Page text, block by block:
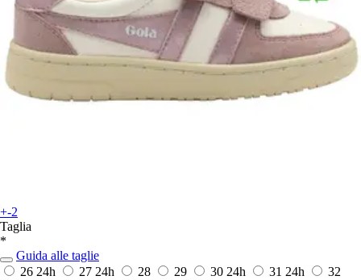
+-2
Taglia
*
Guida alle taglie
26 24h 27 24h 28 29 30 24h 31 24h
32